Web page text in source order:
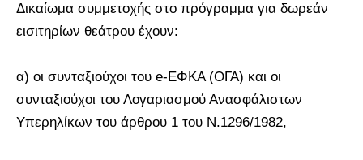
Δικαίωμα συμμετοχής στο πρόγραμμα για δωρεάν
εισιτηρίων θεάτρου έχουν:
α) οι συνταξιούχοι του e-ΕΦΚΑ (ΟΓΑ) και οι
συνταξιούχοι του Λογαριασμού Ανασφάλιστων
Υπερηλίκων του άρθρου 1 του Ν.1296/1982,